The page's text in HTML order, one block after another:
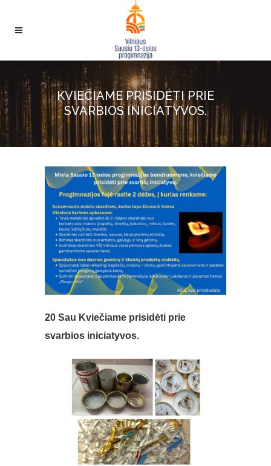
KVIEČIAME PRISIDĖTI PRIE
SVARBIOS INICIATYVOS.
20 Sau Kviečiame prisidėti prie
svarbios iniciatyvos.